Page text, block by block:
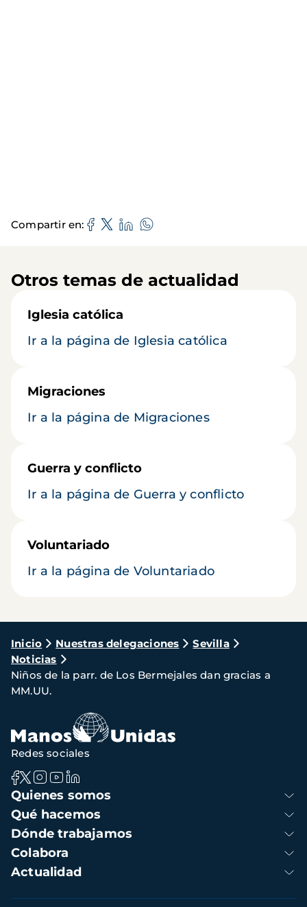
Compartir en
Otros temas de actualidad
Iglesia católica
Ir a la página de Iglesia católica
Migraciones
Ir a la página de Migraciones
Guerra y conflicto
Ir a la página de Guerra y conflicto
Voluntariado
Ir a la página de Voluntariado
Ruta
de
navegación
Inicio Nuestras delegaciones
Sevilla
Noticias
Niños de la parr. de Los Bermejales dan gracias a
MM.UU.
Navegación
principal
Quienes somos
Qué hacemos
Dónde trabajamos
Colabora
Actualidad
Redes sociales